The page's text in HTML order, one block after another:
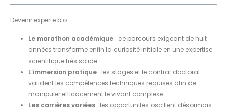
Devenir experte bio
Le marathon académique : ce parcours exigeant de huit
années transforme enfin la curiosité initiale en une expertise
scientifique très solide.
L’immersion pratique : les stages et le contrat doctoral
valident les compétences techniques requises afin de
manipuler efficacement le vivant complexe.
Les carrières variées : les opportunités oscillent désormais